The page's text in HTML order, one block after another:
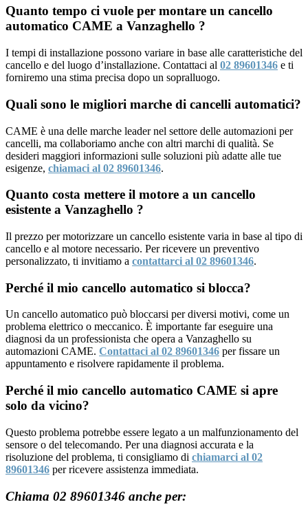
Quanto tempo ci vuole per montare un cancello
automatico CAME a Vanzaghello ?
I tempi di installazione possono variare in base alle caratteristiche del
cancello e del luogo d’installazione. Contattaci al 02 89601346 e ti
forniremo una stima precisa dopo un sopralluogo.
Quali sono le migliori marche di cancelli automatici?
CAME è una delle marche leader nel settore delle automazioni per
cancelli, ma collaboriamo anche con altri marchi di qualità. Se
desideri maggiori informazioni sulle soluzioni più adatte alle tue
esigenze, chiamaci al 02 89601346.
Quanto costa mettere il motore a un cancello
esistente a Vanzaghello ?
Il prezzo per motorizzare un cancello esistente varia in base al tipo di
cancello e al motore necessario. Per ricevere un preventivo
personalizzato, ti invitiamo a contattarci al 02 89601346.
Perché il mio cancello automatico si blocca?
Un cancello automatico può bloccarsi per diversi motivi, come un
problema elettrico o meccanico. È importante far eseguire una
diagnosi da un professionista che opera a Vanzaghello su
automazioni CAME. Contattaci al 02 89601346 per fissare un
appuntamento e risolvere rapidamente il problema.
Perché il mio cancello automatico CAME si apre
solo da vicino?
Questo problema potrebbe essere legato a un malfunzionamento del
sensore o del telecomando. Per una diagnosi accurata e la
risoluzione del problema, ti consigliamo di chiamarci al 02
89601346 per ricevere assistenza immediata.
Chiama 02 89601346 anche per: